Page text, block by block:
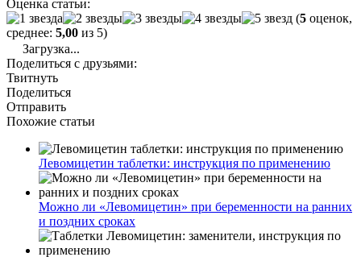
Оценка статьи:
(5 оценок,
среднее: 5,00 из 5)
Загрузка...
Поделиться с друзьями:
Твитнуть
Поделиться
Отправить
Похожие статьи
Левомицетин таблетки: инструкция по применению
Можно ли «Левомицетин» при беременности на ранних
и поздних сроках